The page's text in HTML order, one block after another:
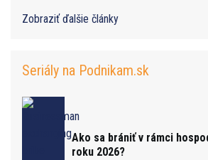
Zobraziť ďalšie články
Seriály na Podnikam.sk
Ako sa brániť v rámci
roku 2026?